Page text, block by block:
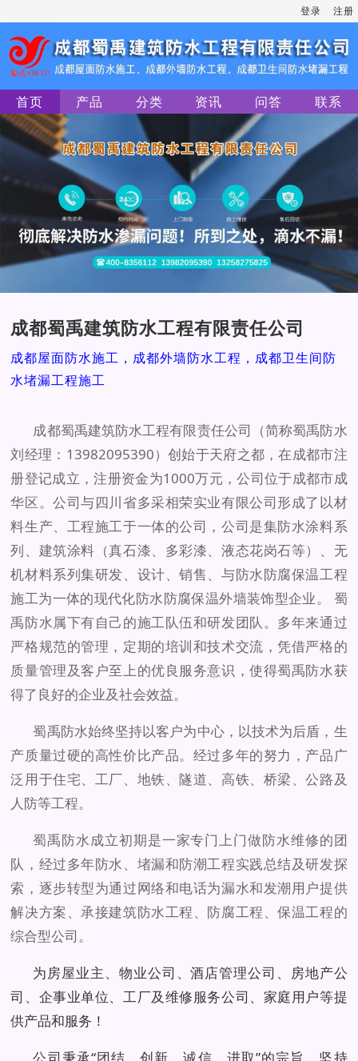
登录 注册
首页 产品 分类 资讯 问答 联系
成都蜀禹建筑防水工程有限责任公司
成都屋面防水施工，成都外墙防水工程，成都卫生间防
水堵漏工程施工
成都蜀禹建筑防水工程有限责任公司（简称蜀禹防水
刘经理：13982095390）创始于天府之都，在成都市注
册登记成立，注册资金为1000万元，公司位于成都市成
华区。公司与四川省多采相荣实业有限公司形成了以材
料生产、工程施工于一体的公司，公司是集防水涂料系
列、建筑涂料（真石漆、多彩漆、液态花岗石等）、无
机材料系列集研发、设计、销售、与防水防腐保温工程
施工为一体的现代化防水防腐保温外墙装饰型企业。 蜀
禹防水属下有自己的施工队伍和研发团队。多年来通过
严格规范的管理，定期的培训和技术交流，凭借严格的
质量管理及客户至上的优良服务意识，使得蜀禹防水获
得了良好的企业及社会效益。
蜀禹防水始终坚持以客户为中心，以技术为后盾，生
产质量过硬的高性价比产品。经过多年的努力，产品广
泛用于住宅、工厂、地铁、隧道、高铁、桥梁、公路及
人防等工程。
蜀禹防水成立初期是一家专门上门做防水维修的团
队，经过多年防水、堵漏和防潮工程实践总结及研发探
索，逐步转型为通过网络和电话为漏水和发潮用户提供
解决方案、承接建筑防水工程、防腐工程、保温工程的
综合型公司。
为房屋业主、物业公司、酒店管理公司、房地产公
司、企事业单位、工厂及维修服务公司、家庭用户等提
供产品和服务！
公司秉承“团结、创新、诚信、进取”的宗旨，坚持